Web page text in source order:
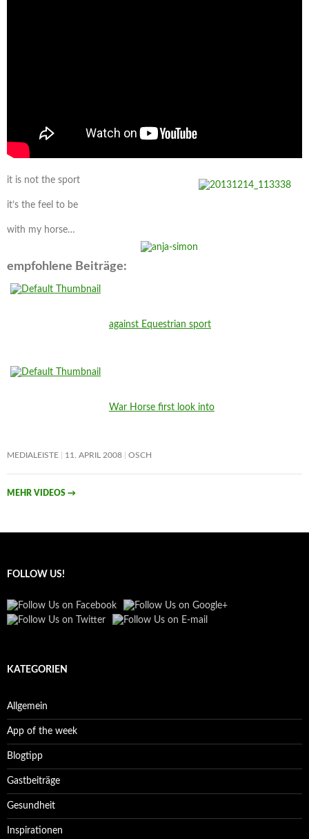
it is not the sport
it’s the feel to be
with my horse…
empfohlene Beiträge:
against Equestrian sport
War Horse first look into
MEDIALEISTE 11. APRIL 2008 OSCH
MEHR VIDEOS →
FOLLOW US!
KATEGORIEN
Allgemein
App of the week
Blogtipp
Gastbeiträge
Gesundheit
Inspirationen